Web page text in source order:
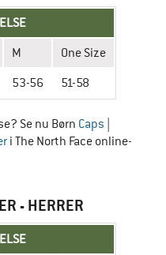
M One Size
53-56 51-58
Se nu Børn Caps
i The North Face online-
- HERRER